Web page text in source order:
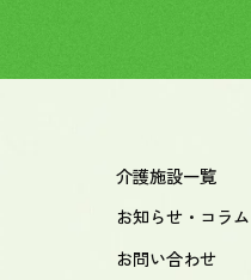
介護施設一覧
お知らせ・コラム
お問い合わせ